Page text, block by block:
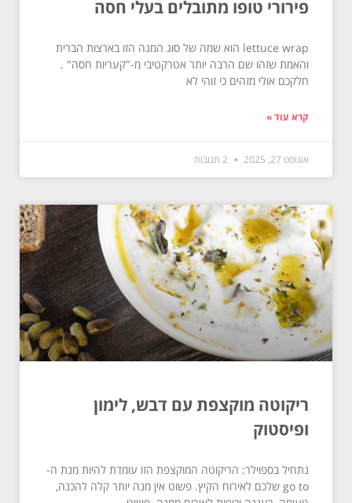
פירורי טופו מתובלים בעלי חסה
lettuce wrap הוא שמה של סוג המנה הזו בארצות הברית
והאמת שזהו שם הרבה יותר אטרקטיבי מ-"קעריות חסה" .
חלקכם אולי מזהים כי זוהי לא
קרא עוד »
אוגוסט 27, 2025
ריקוטה מוקצפת עם דבש, לימון
ופיסטוק
נתחיל בספוילר: הריקוטה המוקצפת הזו עומדת להיות מנת ה-
go to שלכם לאירוח הקיץ. פשוט אין מנה יותר קלה להכנה,